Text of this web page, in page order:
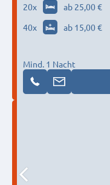
20x ab 25,00 €
40x ab 15,00 €
Mind. 1 Nacht